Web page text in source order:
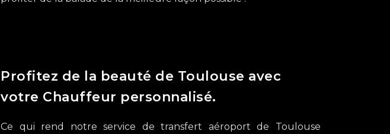
Profitez de la beauté de Toulouse avec
votre Chauffeur personnalisé.
Ce qui rend notre service de transfert aéroport de Toulouse